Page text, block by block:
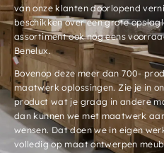
van onze klanten doorlopend
beschikken over een grote
assortiment ook nog eens
Benelux.
Bovenop deze meer dan 700-
maatwerk oplossingen. Zie je in
product wat je graag in andere
dan kunnen we met maatwerk
wensen. Dat doen we in eigen
volledig op maat ontwerpen